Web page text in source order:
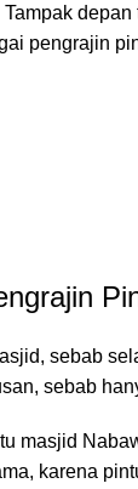
pengrajin
sebab
sebab
masjid
karena